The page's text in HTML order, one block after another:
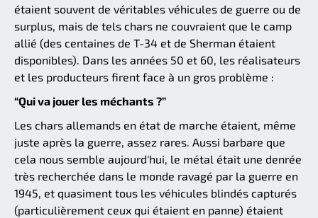
étaient souvent de véritables véhicules de guerre ou de
surplus, mais de tels chars ne couvraient que le camp
allié (des centaines de T-34 et de Sherman étaient
disponibles). Dans les années 50 et 60, les réalisateurs
et les producteurs firent face à un gros problème :
“Qui va jouer les méchants ?”
Les chars allemands en état de marche étaient, même
juste après la guerre, assez rares. Aussi barbare que
cela nous semble aujourd'hui, le métal était une denrée
très recherchée dans le monde ravagé par la guerre en
1945, et quasiment tous les véhicules blindés capturés
(particulièrement ceux qui étaient en panne) étaient